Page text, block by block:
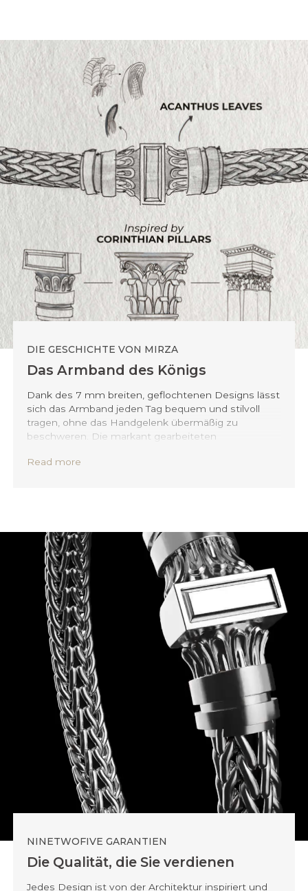
DIE GESCHICHTE VON MIRZA
Das Armband des Königs
Dank des 7 mm breiten, geflochtenen Designs lässt
sich das Armband jeden Tag bequem und stilvoll
tragen, ohne das Handgelenk übermäßig zu
beschweren. Die markant gearbeiteten
Verschluss über, wodurch sich das Armband leicht
Read more
NINETWOFIVE GARANTIEN
Die Qualität, die Sie verdienen
Jedes Design ist von der Architektur inspiriert und